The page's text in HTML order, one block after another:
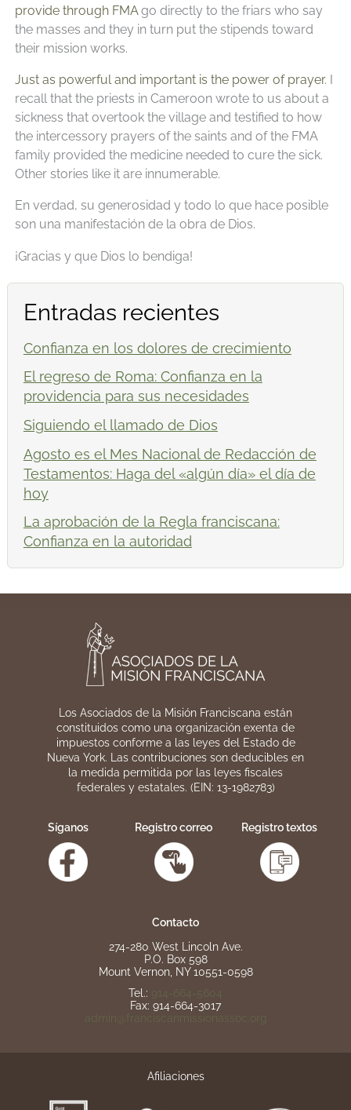
provide through FMAgo directly to the friars who say
the masses and they in turn put the stipends toward
their mission works.
Just as powerful and important is the power of prayer. I
recall that the priests in Cameroon wrote to us about a
sickness that overtook the village and testified to how
the intercessory prayers of the saints and of the FMA
family provided the medicine needed to cure the sick.
Other stories like it are innumerable.
En verdad, su generosidad y todo lo que hace posible
son una manifestación de la obra de Dios.
¡Gracias y que Dios lo bendiga!
Entradas recientes
Confianza en los dolores de crecimiento
El regreso de Roma: Confianza en la
providencia para sus necesidades
Siguiendo el llamado de Dios
Agosto es el Mes Nacional de Redacción de
Testamentos: Haga del «algún día» el día de
hoy
La aprobación de la Regla franciscana:
Confianza en la autoridad
Los Asociados de la Misión Franciscana están
constituidos como una organización exenta de
impuestos conforme a las leyes del Estado de
Nueva York. Las contribuciones son deducibles en
la medida permitida por las leyes fiscales
federales y estatales. (EIN: 13-1982783)
Síganos Registro correo Registro textos
Contacto
274-280 West Lincoln Ave.
P.O. Box 598
Mount Vernon, NY 10551-0598
Tel.:
914-664-5604
Fax: 914-664-3017
admin@franciscanmissionassoc.org
Afiliaciones